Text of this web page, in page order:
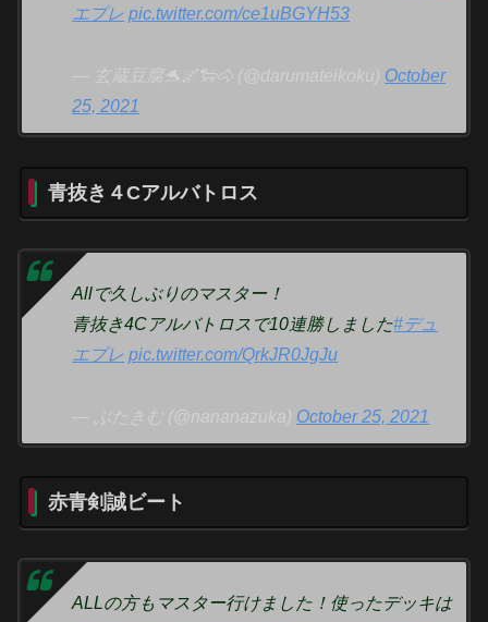
エプレ pic.twitter.com/ce1uBGYH53
— 玄蔵豆腐🐬🌌🐑🐴 (@darumateikoku) October
25, 2021
青抜き４Cアルバトロス
Allで久しぶりのマスター！
青抜き4Cアルバトロスで10連勝しました#デュ
エプレ pic.twitter.com/QrkJR0JgJu
— ぶたきむ (@nananazuka) October 25, 2021
赤青剣誠ビート
ALLの方もマスター行けました！使ったデッキは